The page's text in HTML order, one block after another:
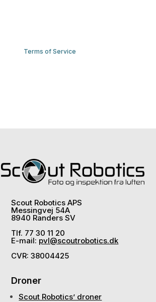
This site is protected by reCAPTCHA and the
Terms of Service
Scout Robotics APS
Messingvej 54A
8940 Randers SV
Tlf. 77 30 11 20
E-mail: pvl@scoutrobotics.dk
CVR: 38004425
Droner
Scout Robotics’ droner